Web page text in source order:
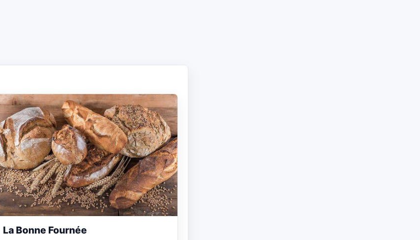
La Bonne Fournée